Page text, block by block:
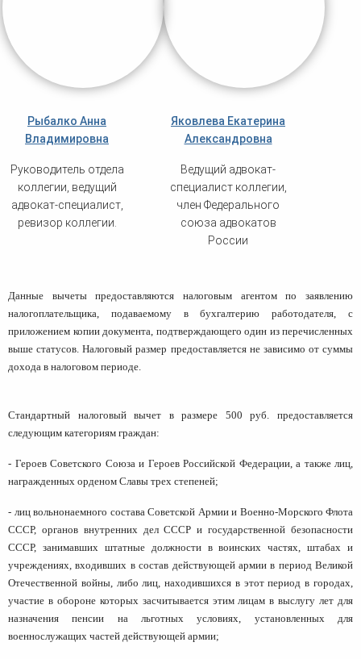
Рыбалко Анна
Владимировна
Руководитель отдела
коллегии, ведущий
адвокат-специалист,
ревизор коллегии.
Яковлева Екатерина
Александровна
Ведущий адвокат-
специалист коллегии,
член Федерального
союза адвокатов
России
Данные вычеты предоставляются налоговым агентом по заявлению
налогоплательщика, подаваемому в бухгалтерию работодателя, с
приложением копии документа, подтверждающего один из перечисленных
выше статусов. Налоговый размер предоставляется не зависимо от суммы
дохода в налоговом периоде.
Стандартный налоговый вычет в размере 500 руб. предоставляется
следующим категориям граждан:
- Героев Советского Союза и Героев Российской Федерации, а также лиц,
награжденных орденом Славы трех степеней;
- лиц вольнонаемного состава Советской Армии и Военно-Морского Флота
СССР, органов внутренних дел СССР и государственной безопасности
СССР, занимавших штатные должности в воинских частях, штабах и
учреждениях, входивших в состав действующей армии в период Великой
Отечественной войны, либо лиц, находившихся в этот период в городах,
участие в обороне которых засчитывается этим лицам в выслугу лет для
назначения пенсии на льготных условиях, установленных для
военнослужащих частей действующей армии;